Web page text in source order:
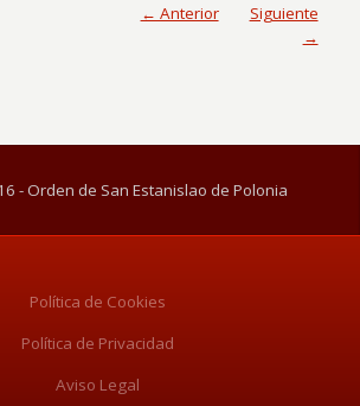
← Anterior
Siguiente
→
- Orden de San Estanislao de Polonia
Política de Cookies
Política de Privacidad
Aviso Legal